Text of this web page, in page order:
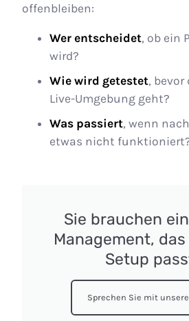
offenbleiben:
Wer entscheidet, ob ein
wird?
Wie wird getestet, bevor
Live-Umgebung geht?
Was passiert, wenn
etwas nicht
Sie brauchen
Management,
Setup
Sprechen Sie mit